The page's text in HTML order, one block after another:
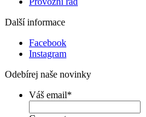
Další informace
Facebook
Instagram
Odebírej naše novinky
Váš email*